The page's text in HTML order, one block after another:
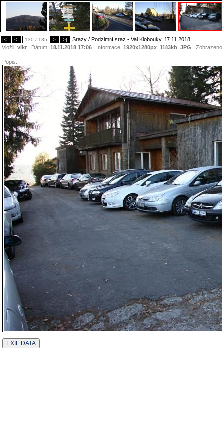
|< < 130 / 135 > >|
Srazy / Podzimní sraz - Val.Klobouky, 17.11.2018
Vložil: vlkr Dátum: 18.11.2018 17:06 Informace: 1920x1280px 1183kb JPG
Popis: